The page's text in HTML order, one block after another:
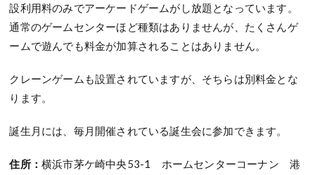
設利用料のみでアーケードゲームがし放題となっています。
通常のゲームセンターほど種類はありませんが、たくさんゲ
ームで遊んでも料金が加算されることはありません。
クレーンゲームも設置されていますが、そちらは別料金とな
ります。
誕生月には、毎月開催されている誕生会に参加できます。
住所：横浜市茅ケ崎中央53-1 ホームセンターコーナン 港